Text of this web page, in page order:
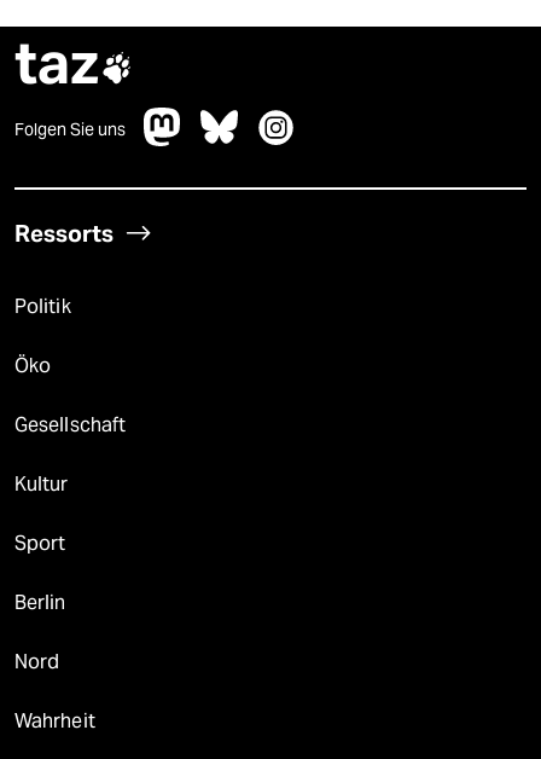
taz
Folgen Sie uns
Ressorts
Politik
Öko
Gesellschaft
Kultur
Sport
Berlin
Nord
Wahrheit